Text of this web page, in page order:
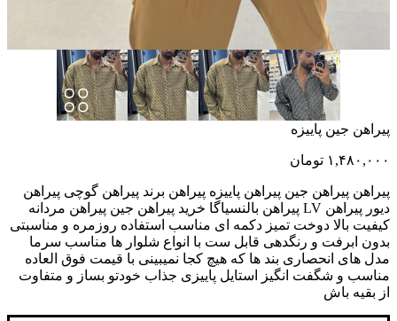
پیراهن جین پاییزه
۱,۴۸۰,۰۰۰ تومان
پیراهن پیراهن جین پیراهن پاییزه پیراهن برند پیراهن گوچی پیراهن
دیور پیراهن LV پیراهن بالنسیاگا خرید پیراهن جین پیراهن مردانه
کیفیت بالا دوخت تمیز دکمه ای مناسب استفاده روزمره و مناسبتی
بدون ابرفت و رنگدهی قابل ست با انواع شلوار ها مناسب سرما
مدل های انحصاری بند ها که هیچ کجا نمیبینی با قیمت فوق العاده
مناسب و شگفت انگیز استایل پاییزی جذاب خودتو بساز و متفاوت
از بقیه باش